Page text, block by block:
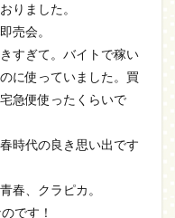
りました。
売会。
すぎて。バイトで稼い
に使っていました。買
急便使ったくらいで
時代の良き思い出です
春、クラピカ。
です！